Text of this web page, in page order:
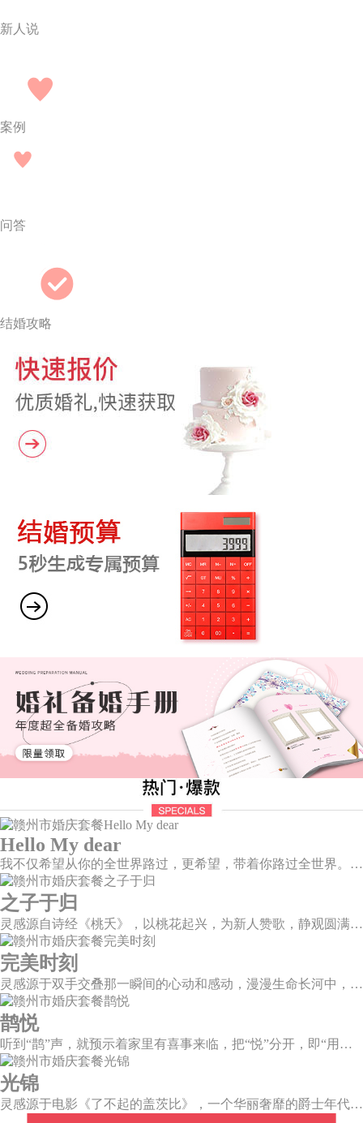
新人说
案例
问答
结婚攻略
Hello My dear
我不仅希望从你的全世界路过，更希望，带着你路过全世界。不如，我们就从浪漫的土耳其开始吧~
之子于归
灵感源自诗经《桃夭》，以桃花起兴，为新人赞歌，静观圆满和乐的东方情调；山水院落，书香雅意，在古韵臻境间晕染缱绻深情。
完美时刻
灵感源于双手交叠那一瞬间的心动和感动，漫漫生命长河中，我不再是浮光掠影，而是永恒陪伴。唯有华美，才能与这一刻相匹配。
鹊悦
听到“鹊”声，就预示着家里有喜事来临，把“悦”分开，即“用心兑现爱的承诺”，设计上融入有诗有画的喜鹊登梅图元素，这样温婉绵长的爱情，又岂在朝朝暮暮。
光锦
灵感源于电影《了不起的盖茨比》，一个华丽奢靡的爵士年代，直线、对称、几何的应用是这个时代的独特烙印。优雅的小资情调如萦绕在鼻尖的醇香咖啡，历久弥香。